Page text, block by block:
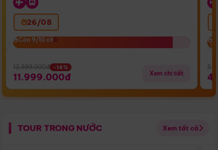
26/08
Còn 9/10 chỗ
Còn 9/10 chỗ
13.999.000đ -14%
11.999.000đ Xem chi tiết
TOUR TRONG NƯỚC Xem tất cả
Điểm nổi bật